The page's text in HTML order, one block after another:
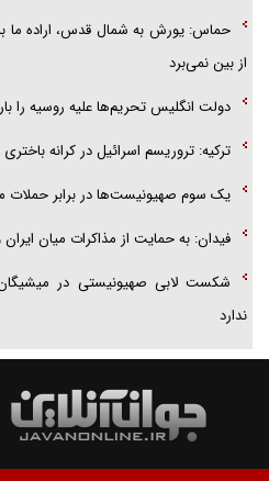
حماس: یورش به شمال قدس، اراده ما
از بین نمی‌برد
دولت انگلیس تحریم‌ها علیه روسیه را
ترکیه: تروریسم اسرائیل در کرانه
یک سوم صهیونیست‌ها در برابر
فیدان: به حمایت از مذاکرات میان ایران
شکست لابی صهیونیستی در
ندارد